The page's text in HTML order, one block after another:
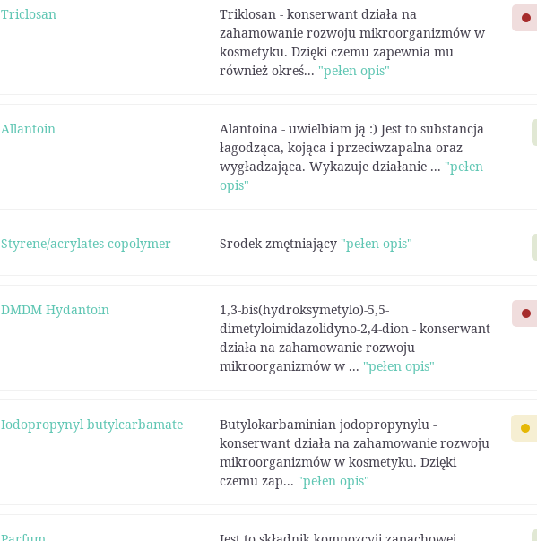
Triclosan
Triklosan - konserwant działa na
zahamowanie rozwoju mikroorganizmów w
kosmetyku. Dzięki czemu zapewnia mu
również okreś... "pełen opis"
Allantoin
Alantoina - uwielbiam ją :) Jest to substancja
łagodząca, kojąca i przeciwzapalna oraz
wygładzająca. Wykazuje działanie ... "pełen
opis"
Styrene/acrylates copolymer Srodek zmętniający "pełen opis"
DMDM Hydantoin
1,3-bis(hydroksymetylo)-5,5-
dimetyloimidazolidyno-2,4-dion - konserwant
działa na zahamowanie rozwoju
mikroorganizmów w ... "pełen opis"
Iodopropynyl butylcarbamate
Butylokarbaminian jodopropynylu -
konserwant działa na zahamowanie rozwoju
mikroorganizmów w kosmetyku. Dzięki
czemu zap... "pełen opis"